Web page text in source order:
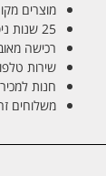
מוצרים
25 שנות ניסיון בתחום מוצרי השיער והטיפוח
רכישה
שירות
חנות
משלוחים